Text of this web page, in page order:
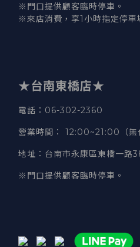
※門口提供顧客臨時停車。
※來店消費，享1小時指定停車
★台南東橋店★
電話 ：06-302-2360
營業時間 ： 12:00~21:00（無
地址 ：台南市永康區東橋一路
※門口提供顧客臨時停車。